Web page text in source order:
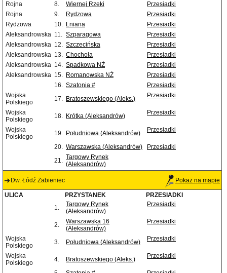
Rojna
8. Wiernej Rzeki
Przesiadki
Rojna
9. Rydzowa
Przesiadki
Rydzowa
10. Lniana
Przesiadki
Aleksandrowska 11. Szparagowa
Przesiadki
Aleksandrowska 12. Szczecińska
Przesiadki
Aleksandrowska 13. Chochoła
Przesiadki
Aleksandrowska 14. Spadkowa NŻ
Przesiadki
Aleksandrowska 15. Romanowska NŻ
Przesiadki
16. Szatonia #
Przesiadki
Wojska
Polskiego
17. Bratoszewskiego (Aleks.) Przesiadki
Wojska
Polskiego
18. Krótka (Aleksandrów) Przesiadki
Wojska
Polskiego
19. Południowa (Aleksandrów) Przesiadki
20. Warszawska (Aleksandrów)
Przesiadki
21. Targowy Rynek
(Aleksandrów)
Dw. Łódź Żabieniec Pokaż na mapie
ULICA PRZYSTANEK
PRZESIADKI
1.
Targowy Rynek
(Aleksandrów)
Przesiadki
2.
Warszawska 16
(Aleksandrów)
Przesiadki
Wojska
Polskiego
3. Południowa (Aleksandrów) Przesiadki
Wojska
Polskiego
4. Bratoszewskiego (Aleks.) Przesiadki